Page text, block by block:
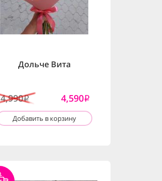
Дольче Вита
4,990i 4,590i
Добавить в корзину